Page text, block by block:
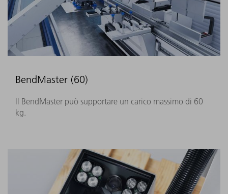
BendMaster (60)
Il BendMaster può supportare un carico massimo di 60
kg.